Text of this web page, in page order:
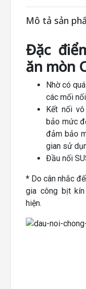
Mô tả sản
Đặc
ăn mòn
Nhờ có
các mối
Kết nối
bảo mức
đảm bảo
gian sử
Đầu nối
* Do cân nhắc
gia công bịt
hiện.